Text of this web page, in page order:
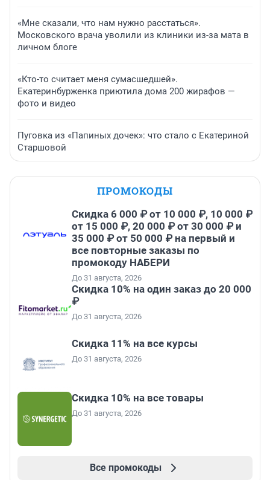
«Мне сказали, что нам нужно расстаться».
Московского врача уволили из клиники из-за мата в
личном блоге
«Кто-то считает меня сумасшедшей».
Екатеринбурженка приютила дома 200 жирафов —
фото и видео
Пуговка из «Папиных дочек»: что стало с Екатериной
Старшовой
ПРОМОКОДЫ
Скидка 6 000 ₽ от 10 000 ₽, 10 000 ₽
от 15 000 ₽, 20 000 ₽ от 30 000 ₽ и
35 000 ₽ от 50 000 ₽ на первый и
все повторные заказы по
промокоду НАБЕРИ
До 31 августа, 2026
Скидка 10% на один заказ до 20 000
₽
До 31 августа, 2026
Скидка 11% на все курсы
До 31 августа, 2026
Скидка 10% на все товары
До 31 августа, 2026
Все промокоды